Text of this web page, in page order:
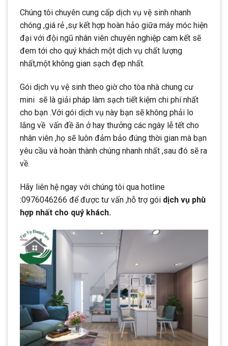
Chúng tôi chuyên cung cấp dịch vụ vệ sinh nhanh
chóng ,giá rẻ ,sự kết hợp hoàn hảo giữa máy móc hiện
đại với đội ngũ nhân viên chuyên nghiệp cam kết sẽ
đem tới cho quý khách một dịch vụ chất lượng
nhất,một không gian sạch đẹp nhất.
Gói dịch vụ vệ sinh theo giờ cho tòa nhà chung cư
mini sẽ là giải pháp làm sạch tiết kiệm chi phí nhất
cho bạn .Với gói dịch vụ này bạn sẽ không phải lo
lắng về vấn đề ăn ở hay thưởng các ngày lễ tết cho
nhân viên ,họ sẽ luôn đảm bảo đúng thời gian mà bạn
yêu cầu và hoàn thành chúng nhanh nhất ,sau đó sẽ ra
về.
Hãy liên hệ ngay với chúng tôi qua hotline
:0976046266 để được tư vấn ,hỗ trợ gói dịch vụ phù
hợp nhất cho quý khách.